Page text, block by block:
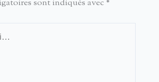
sont indiqués avec *